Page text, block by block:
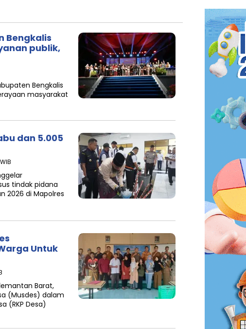
Bengkalis
publik,
Bengkalis
masyarakat
dan 5.005
tindak pidana
2026 di Mapolres
Untuk
Barat,
(Musdes) dalam
(RKP Desa)